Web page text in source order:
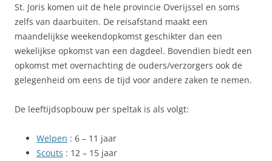
St. Joris komen uit de hele provincie Overijssel en soms
zelfs van daarbuiten. De reisafstand maakt een
maandelijkse weekendopkomst geschikter dan een
wekelijkse opkomst van een dagdeel. Bovendien biedt een
opkomst met overnachting de ouders/verzorgers ook de
gelegenheid om eens de tijd voor andere zaken te nemen.
De leeftijdsopbouw per speltak is als volgt:
Welpen : 6 – 11 jaar
Scouts : 12 – 15 jaar